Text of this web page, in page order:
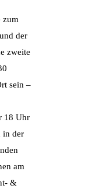
zum
der
zweite
sein –
18 Uhr
in der
am
&